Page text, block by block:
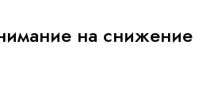
на снижение